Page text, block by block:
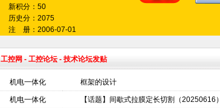
新积分：50
历史分：2075
注 册：2006-07-01
工控网 - 工控论坛- 技术论坛发贴
机电一体化 框架的设计
机电一体化 【话题】间歇式拉膜定长切割（20250616）